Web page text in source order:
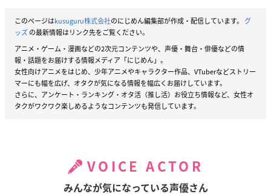
このページはkusuguru株式会社のにじめん編集部が作成・配信しています。 グ
ッズの最新情報はリンク先をご覧ください。
アニメ・ゲーム・漫画などの2次元コンテンツや、声優・舞台・俳優などの情
報・話題をお届けする情報メディア「にじめん」。
女性向けアニメをはじめ、少年アニメやキャラクター作品、VTuberなどストリー
マーにも幅を広げ、オタクが気になる情報を幅広くお届けしています。
さらに、アンケート・ランキング・オタ活（推し活）お役立ち情報など、女性オ
タクがワクワク楽しめるようなコンテンツも発信しています。
VOICE ACTOR
みんなが気になっている声優さん